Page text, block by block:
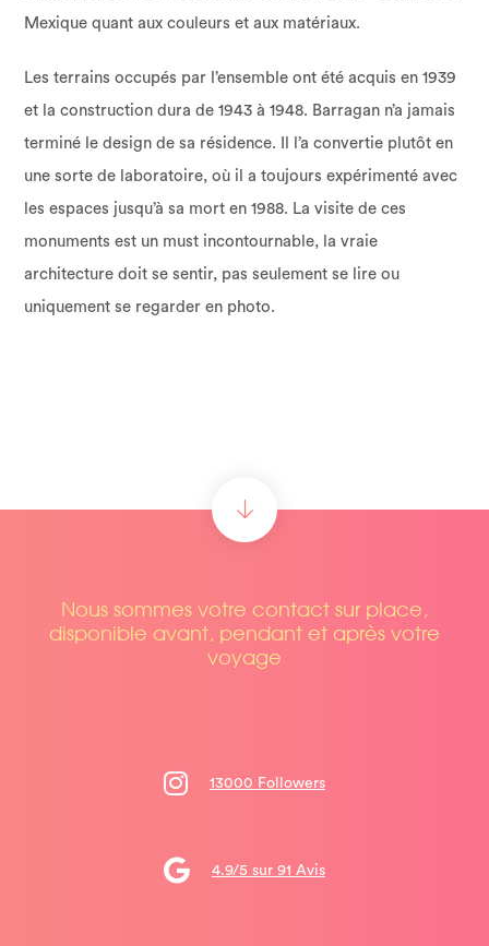
Mexique quant aux couleurs et aux matériaux.
Les terrains occupés par l’ensemble ont été acquis en 1939
et la construction dura de 1943 à 1948. Barragan n’a jamais
terminé le design de sa résidence. Il l’a convertie plutôt en
une sorte de laboratoire, où il a toujours expérimenté avec
les espaces jusqu’à sa mort en 1988. La visite de ces
monuments est un must incontournable, la vraie
architecture doit se sentir, pas seulement se lire ou
uniquement se regarder en photo.
Nous sommes votre contact sur place,
disponible avant, pendant et après votre
voyage
13000 Followers
4.9/5 sur 91 Avis